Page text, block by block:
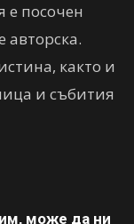
е посочен
авторска.
както и
и събития
може да ни